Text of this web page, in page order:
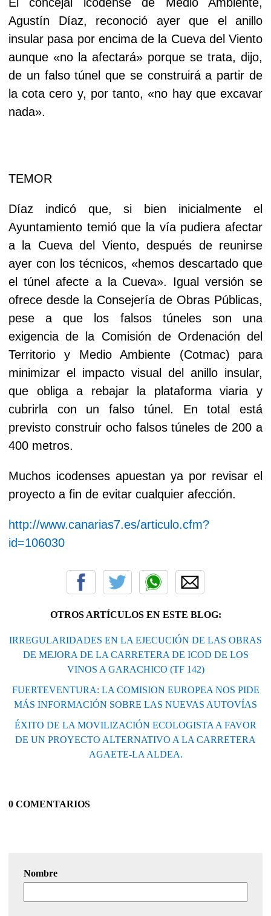
Agustín Díaz, reconoció ayer que el anillo
insular pasa por encima de la Cueva del Viento
aunque «no la afectará» porque se trata, dijo,
de un falso túnel que se construirá a partir de
la cota cero y, por tanto, «no hay que excavar
nada».
TEMOR
Díaz indicó que, si bien inicialmente el
Ayuntamiento temió que la vía pudiera afectar
a la Cueva del Viento, después de reunirse
ayer con los técnicos, «hemos descartado que
el túnel afecte a la Cueva». Igual versión se
ofrece desde la Consejería de Obras Públicas,
pese a que los falsos túneles son una
exigencia de la Comisión de Ordenación del
Territorio y Medio Ambiente (Cotmac) para
minimizar el impacto visual del anillo insular,
que obliga a rebajar la plataforma viaria y
cubrirla con un falso túnel. En total está
previsto construir ocho falsos túneles de 200 a
400 metros.
Muchos icodenses apuestan ya por revisar el
proyecto a fin de evitar cualquier afección.
http://www.canarias7.es/articulo.cfm?
id=106030
OTROS ARTÍCULOS EN ESTE BLOG:
IRREGULARIDADES EN LA EJECUCIÓN DE LAS OBRAS
DE MEJORA DE LA CARRETERA DE ICOD DE LOS
VINOS A GARACHICO (TF 142)
FUERTEVENTURA: LA COMISION EUROPEA NOS PIDE
MÁS INFORMACIÓN SOBRE LAS NUEVAS AUTOVÍAS
ÉXITO DE LA MOVILIZACIÓN ECOLOGISTA A FAVOR
DE UN PROYECTO ALTERNATIVO A LA CARRETERA
AGAETE-LA ALDEA.
0 COMENTARIOS
Nombre